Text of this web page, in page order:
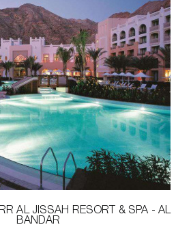
AL JISSAH RESORT & SPA - AL
BANDAR